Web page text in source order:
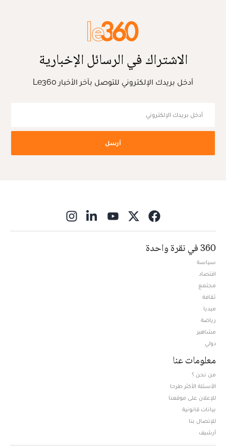
الاشتراك في الرسائل الإخبارية
أدخل بريدك الإلكتروني للتوصل بآخر الأخبار Le360
أرسل
360 في نقرة واحدة
سياسة
اقتصاد
مجتمع
ثقافة
ميديا
رياضة
مشاهير
دولي
معلومات عنا
من نحن ؟
الأسئلة الأكثر طرحا
للإعلان على موقعنا
بيانات قانونية
للإتصال بنا
أرشيف